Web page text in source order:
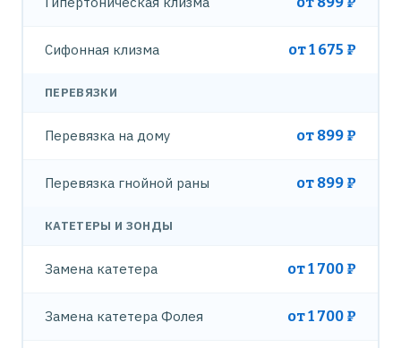
Сифонная клизма от 1 675 ₽
ПЕРЕВЯЗКИ
Перевязка на дому от 899 ₽
Перевязка гнойной раны от 899 ₽
КАТЕТЕРЫ И ЗОНДЫ
Замена катетера от 1 700 ₽
Замена катетера Фолея от 1 700 ₽